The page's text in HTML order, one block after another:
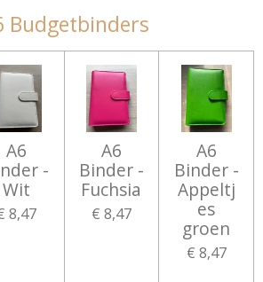
Budgetbinders
A6
-
Wit
8,47
A6
Binder -
Fuchsia
€ 8,47
A6
Binder -
Appeltj
es
groen
€ 8,47